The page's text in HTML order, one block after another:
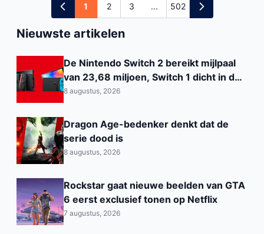
1 2 3 ... 502
Nieuwste artikelen
De Nintendo Switch 2 bereikt mijlpaal
van 23,68 miljoen, Switch 1 dicht in de
buurt van de PS2
8 augustus, 2026
Dragon Age-bedenker denkt dat de
serie dood is
8 augustus, 2026
Rockstar gaat nieuwe beelden van GTA
6 eerst exclusief tonen op Netflix
7 augustus, 2026